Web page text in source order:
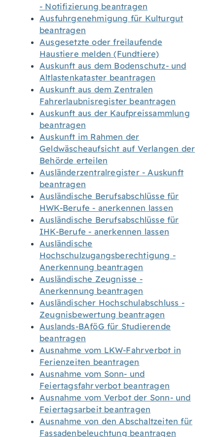
- Notifizierung beantragen
Ausfuhrgenehmigung für Kulturgut
beantragen
Ausgesetzte oder freilaufende
Haustiere melden (Fundtiere)
Auskunft aus dem Bodenschutz- und
Altlastenkataster beantragen
Auskunft aus dem Zentralen
Fahrerlaubnisregister beantragen
Auskunft aus der Kaufpreissammlung
beantragen
Auskunft im Rahmen der
Geldwäscheaufsicht auf Verlangen der
Behörde erteilen
Ausländerzentralregister - Auskunft
beantragen
Ausländische Berufsabschlüsse für
HWK-Berufe - anerkennen lassen
Ausländische Berufsabschlüsse für
IHK-Berufe - anerkennen lassen
Ausländische
Hochschulzugangsberechtigung -
Anerkennung beantragen
Ausländische Zeugnisse -
Anerkennung beantragen
Ausländischer Hochschulabschluss -
Zeugnisbewertung beantragen
Auslands-BAföG für Studierende
beantragen
Ausnahme vom LKW-Fahrverbot in
Ferienzeiten beantragen
Ausnahme vom Sonn- und
Feiertagsfahrverbot beantragen
Ausnahme vom Verbot der Sonn- und
Feiertagsarbeit beantragen
Ausnahme von den Abschaltzeiten für
Fassadenbeleuchtung beantragen